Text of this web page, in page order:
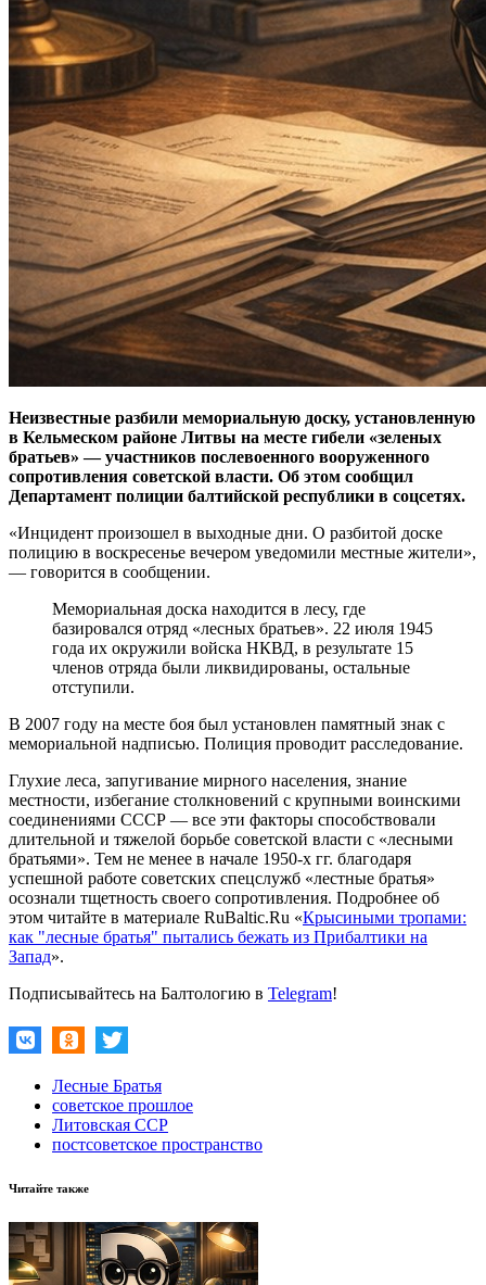
Неизвестные разбили мемориальную доску, установленную
в Кельмеском районе Литвы на месте гибели «зеленых
братьев» — участников послевоенного вооруженного
сопротивления советской власти. Об этом сообщил
Департамент полиции балтийской республики в соцсетях.
«Инцидент произошел в выходные дни. О разбитой доске
полицию в воскресенье вечером уведомили местные жители»,
— говорится в сообщении.
Мемориальная доска находится в лесу, где
базировался отряд «лесных братьев». 22 июля 1945
года их окружили войска НКВД, в результате 15
членов отряда были ликвидированы, остальные
отступили.
В 2007 году на месте боя был установлен памятный знак с
мемориальной надписью. Полиция проводит расследование.
Глухие леса, запугивание мирного населения, знание
местности, избегание столкновений с крупными воинскими
соединениями СССР — все эти факторы способствовали
длительной и тяжелой борьбе советской власти с «лесными
братьями». Тем не менее в начале 1950-х гг. благодаря
успешной работе советских спецслужб «лестные братья»
осознали тщетность своего сопротивления. Подробнее об
этом читайте в материале RuBaltic.Ru «Крысиными тропами:
как "лесные братья" пытались бежать из Прибалтики на
Запад».
Подписывайтесь на Балтологию в Telegram!
Лесные Братья
советское прошлое
Литовская ССР
постсоветское пространство
Читайте также